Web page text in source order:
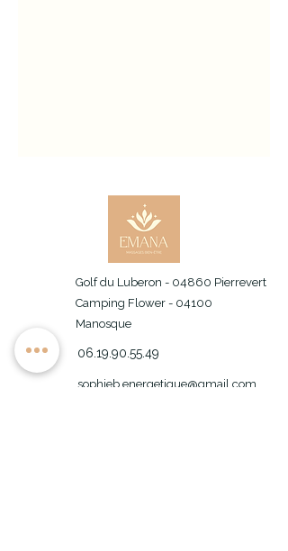
Golf du Luberon - 04860 Pierrevert
Camping Flower - 04100
Manosque
06.19.90.55.49
sophieb.energetique@gmail.com